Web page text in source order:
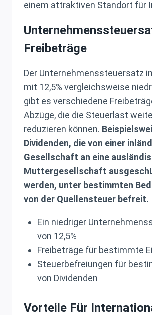
einem attraktiven Standort für
Freibeträge
Der Unternehmenssteuersatz
mit 12,5% vergleichsweise
gibt es verschiedene
Abzüge, die die Steuerlast
reduzieren können.
Dividenden, die von einer
Gesellschaft an eine
Muttergesellschaft
werden, unter bestimmten
von der Quellensteuer befreit.
Ein niedriger
von 12,5%
Freibeträge für bestimmte
Steuerbefreiungen für
von Dividenden
Vorteile Für